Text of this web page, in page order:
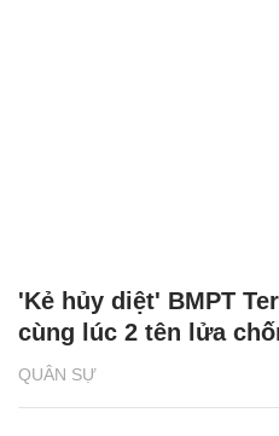
QUÂN SỰ
'Kẻ hủy diệt' BMPT
cùng lúc 2 tên lửa